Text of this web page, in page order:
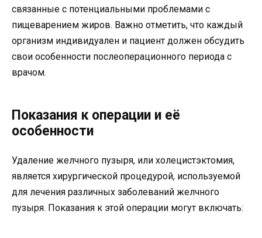
связанные с потенциальными проблемами с
пищеварением жиров. Важно отметить, что каждый
организм индивидуален и пациент должен обсудить
свои особенности послеоперационного периода с
врачом.
Показания к операции и её
особенности
Удаление желчного пузыря, или холецистэктомия,
является хирургической процедурой, используемой
для лечения различных заболеваний желчного
пузыря. Показания к этой операции могут включать: